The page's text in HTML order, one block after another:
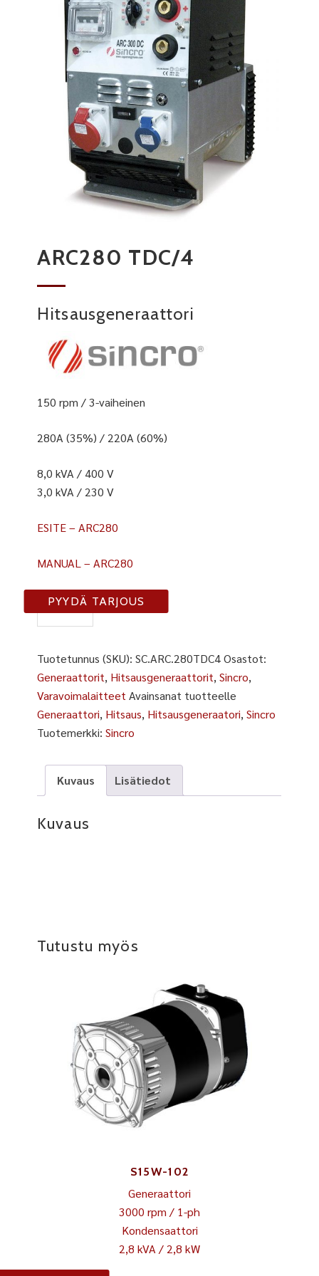
ARC280 TDC/4
Hitsausgeneraattori
150 rpm / 3-vaiheinen
280A (35%) / 220A (60%)
8,0 kVA / 400 V
3,0 kVA / 230 V
ESITE – ARC280
MANUAL – ARC280
ARC280
TDC/4
PYYDÄ TARJOUS
Tuotetunnus (SKU):SC.ARC.280TDC4 Osastot:
Generaattorit, Hitsausgeneraattorit,Sincro,
Varavoimalaitteet Avainsanat tuotteelle
Generaattori, Hitsaus, Hitsausgeneraatori,Sincro
Tuotemerkki:Sincro
Kuvaus Lisätiedot
Kuvaus
Tutustu myös
S15W-102
Generaattori
3000 rpm / 1-ph
Kondensaattori
2,8 kVA / 2,8 kW